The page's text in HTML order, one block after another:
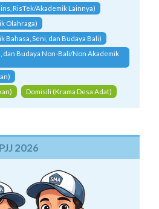
RisTek/Akademik Lainnya)
Olahraga)
Bahasa, Seni, dan Budaya Bali)
dan Budaya Non-Bali/Non Akademik
Domisili (Krama Desa Adat)
2026